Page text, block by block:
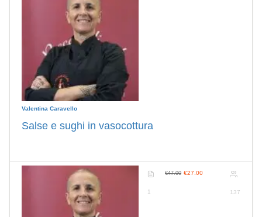
Valentina Caravello
Salse e sughi in vasocottura
1 137
€47.00 €27.00